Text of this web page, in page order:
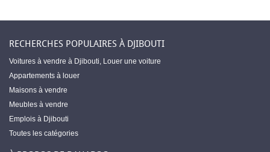
RECHERCHES POPULAIRES À DJIBOUTI
Voitures à vendre à Djibouti, Louer une voiture
Appartements à louer
Maisons à vendre
Meubles à vendre
Emplois à Djibouti
Toutes les catégories